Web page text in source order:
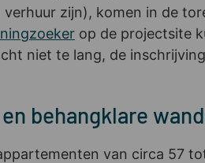
zijn), komen in de
op de projectsite
niet te lang, de
behangklare
van circa 57